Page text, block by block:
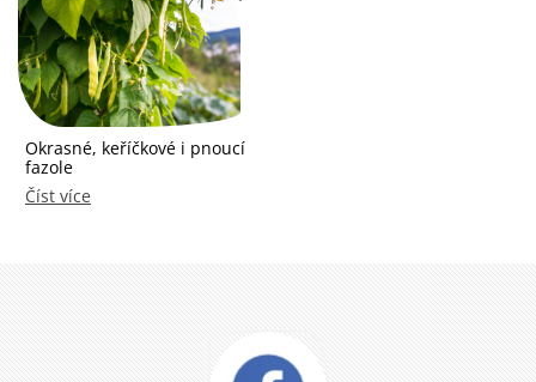
Okrasné, keříčkové i pnoucí
fazole
Číst více